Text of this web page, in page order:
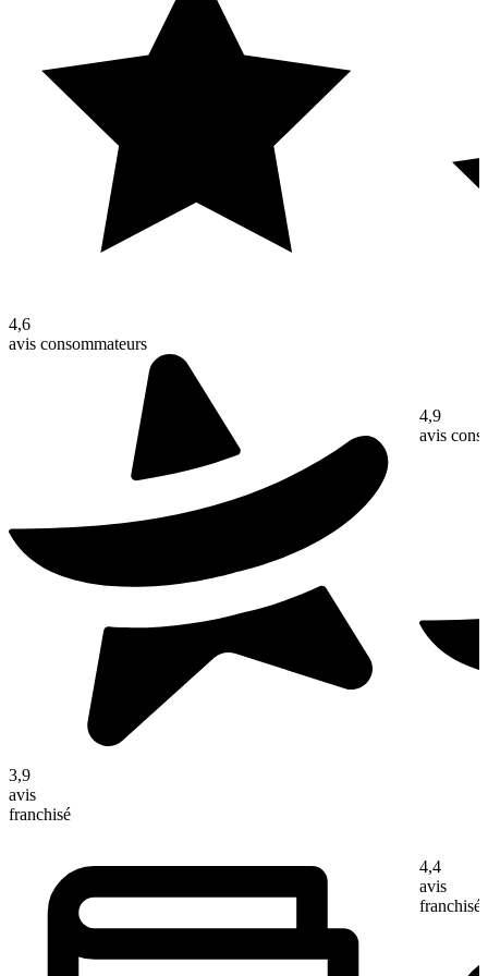
4,6
avis consommateurs
3,9
avis
franchisé
4,9
avis
4,4
avis
franchisé